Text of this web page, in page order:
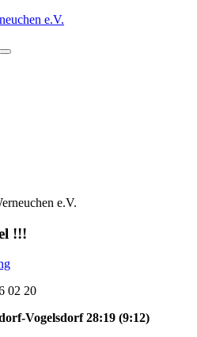
e.V.
!!!
Vogelsdorf 28:19 (9:12)